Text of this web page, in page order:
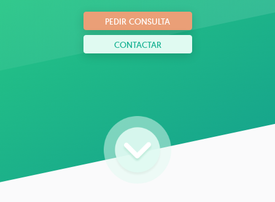
PEDIR CONSULTA
CONTACTAR